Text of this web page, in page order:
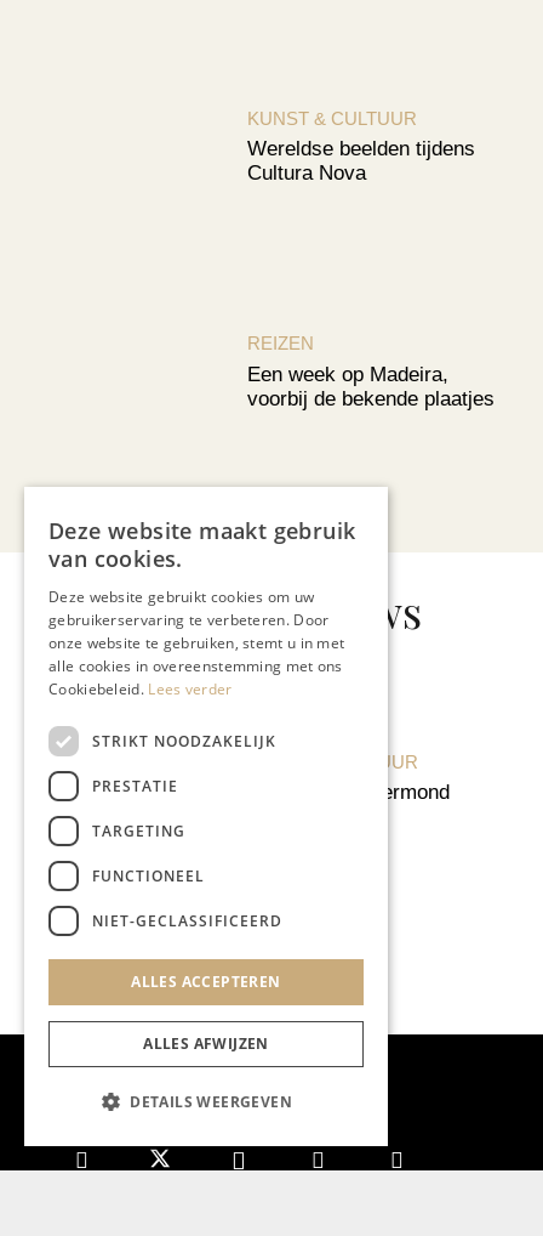
KUNST & CULTUUR
Wereldse beelden tijdens
Cultura Nova
REIZEN
Een week op Madeira,
voorbij de bekende plaatjes
Gerelateerd nieuws
KUNST & CULTUUR
Zomeren in Roermond
Deze website maakt gebruik
van cookies.
Deze website gebruikt cookies om uw
gebruikerservaring te verbeteren. Door
onze website te gebruiken, stemt u in met
alle cookies in overeenstemming met ons
Cookiebeleid. Lees verder
STRIKT NOODZAKELIJK
PRESTATIE
TARGETING
FUNCTIONEEL
NIET-GECLASSIFICEERD
ALLES ACCEPTEREN
ALLES AFWIJZEN
DETAILS WEERGEVEN